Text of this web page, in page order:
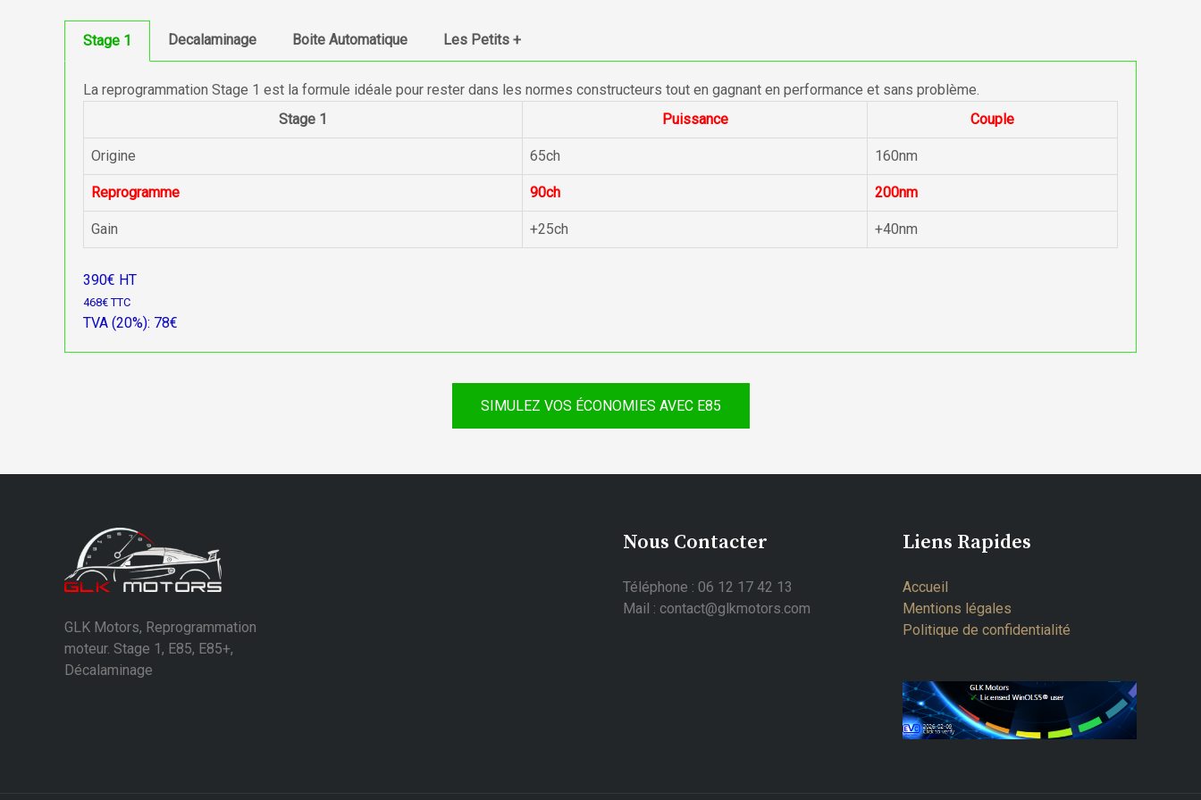
Stage 1 Decalaminage Boite Automatique Les Petits +
La reprogrammation Stage 1 est la formule idéale pour rester dans les normes constructeurs tout en gagnant en performance et sans problème.
Stage 1
Puissance Couple
Origine 65ch 160nm
Reprogramme 90ch 200nm
Gain +25ch +40nm
390€ HT
468€ TTC
TVA (20%): 78€
SIMULEZ VOS ÉCONOMIES AVEC E85
GLK Motors, Reprogrammation
moteur. Stage 1, E85, E85+,
Décalaminage
Nous Contacter
Téléphone : 06 12 17 42 13
Mail : contact@glkmotors.com
Liens Rapides
Accueil
Mentions légales
Politique de confidentialité